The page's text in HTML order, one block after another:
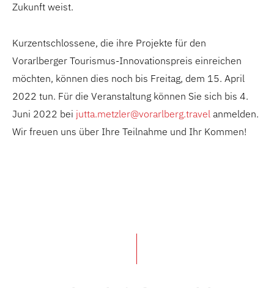
Zukunft weist.
Kurzentschlossene, die ihre Projekte für den
Vorarlberger Tourismus-Innovationspreis einreichen
möchten, können dies noch bis Freitag, dem 15. April
2022 tun. Für die Veranstaltung können Sie sich bis 4.
Juni 2022 bei jutta.metzler@vorarlberg.travel anmelden.
Wir freuen uns über Ihre Teilnahme und Ihr Kommen!